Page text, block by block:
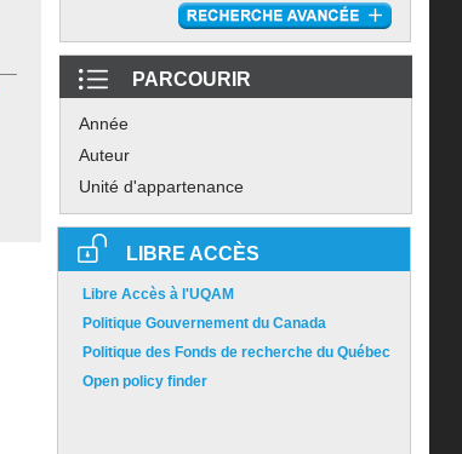
PARCOURIR
Année
Auteur
Unité d'appartenance
LIBRE ACCÈS
Libre Accès à l'UQAM
Politique Gouvernement du Canada
Politique des Fonds de recherche du Québec
Open policy finder